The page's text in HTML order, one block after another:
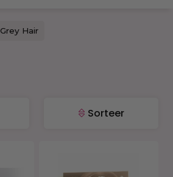
Grey Hair
Sorteer